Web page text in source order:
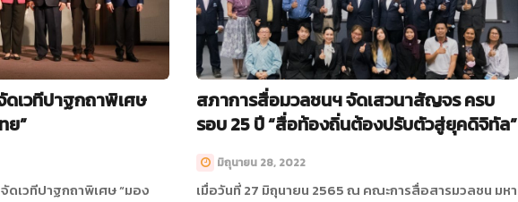
เวทีปาฐกถาพิเศษ
ย”
เวทีปาฐกถาพิเศษ “มอง
สภาการสื่อมวลชนฯ จัดเสวนาสัญจร ครบ
รอบ 25 ปี “สื่อท้องถิ่นต้องปรับตัวสู่ยุคดิจิทัล”
มิถุนายน 28, 2022
เมื่อวันที่ 27 มิถุนายน 2565 ณ คณะการสื่อสารมวลชน มหา